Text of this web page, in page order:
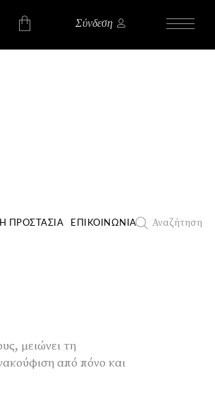
Σύνδεση
ΠΡΟΣΤΑΣΊΑ ΕΠΙΚΟΙΝΩΝΊΑ Αναζήτηση
μειώνει τη
από πόνο και